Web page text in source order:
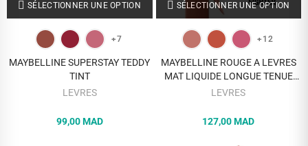
SÉLECTIONNER UNE OPTION
+7
MAYBELLINE SUPERSTAY TEDDY
TINT
LEVRES
99,00 MAD
SÉLECTIONNER UNE OPTION
+12
MAYBELLINE ROUGE A LEVRES
MAT LIQUIDE LONGUE TENUE
SUPERSTAY MATTE INK 5 ML
LEVRES
127,00 MAD